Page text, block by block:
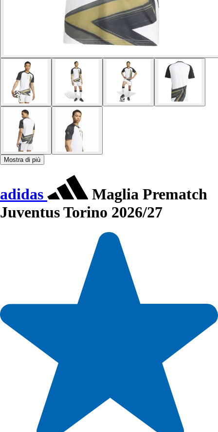
Mostra di più
adidas
Maglia Prematch
Juventus Torino 2026/27